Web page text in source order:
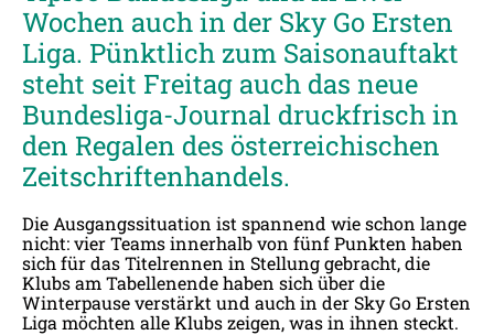
Wochen auch in der Sky Go Ersten
Liga. Pünktlich zum Saisonauftakt
steht seit Freitag auch das neue
Bundesliga-Journal druckfrisch in
den Regalen des österreichischen
Zeitschriftenhandels.
Die Ausgangssituation ist spannend wie schon lange
nicht: vier Teams innerhalb von fünf Punkten haben
sich für das Titelrennen in Stellung gebracht, die
Klubs am Tabellenende haben sich über die
Winterpause verstärkt und auch in der Sky Go Ersten
Liga möchten alle Klubs zeigen, was in ihnen steckt.